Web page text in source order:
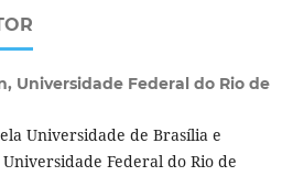
Universidade Federal do Rio de
Universidade de Brasília e
Federal do Rio de